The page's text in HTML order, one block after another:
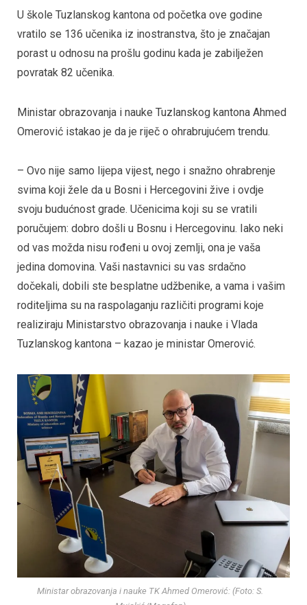
U škole Tuzlanskog kantona od početka ove godine
vratilo se 136 učenika iz inostranstva, što je značajan
porast u odnosu na prošlu godinu kada je zabilježen
povratak 82 učenika.
Ministar obrazovanja i nauke Tuzlanskog kantona Ahmed
Omerović istakao je da je riječ o ohrabrujućem trendu.
– Ovo nije samo lijepa vijest, nego i snažno ohrabrenje
svima koji žele da u Bosni i Hercegovini žive i ovdje
svoju budućnost grade. Učenicima koji su se vratili
poručujem: dobro došli u Bosnu i Hercegovinu. Iako neki
od vas možda nisu rođeni u ovoj zemlji, ona je vaša
jedina domovina. Vaši nastavnici su vas srdačno
dočekali, dobili ste besplatne udžbenike, a vama i vašim
roditeljima su na raspolaganju različiti programi koje
realiziraju Ministarstvo obrazovanja i nauke i Vlada
Tuzlanskog kantona – kazao je ministar Omerović.
Ministar obrazovanja i nauke TK Ahmed Omerović: (Foto: S.